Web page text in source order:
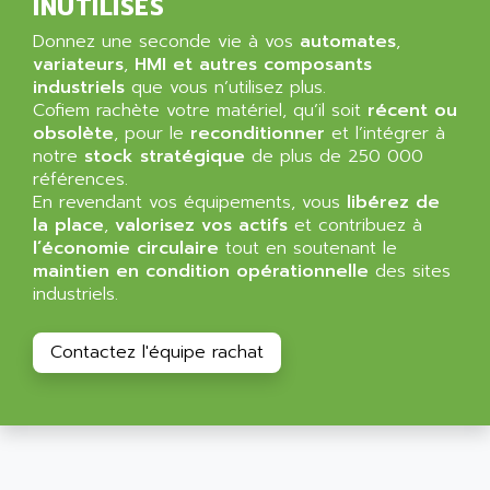
GRADIPAK
SIMATIC MP
MINI MAESTRO
NT3
CYBER 4000
RPX30
SINUMERIK 820/
LOGO
SIMATIC MULTIPANEL
CL200
DIGIVEX
PWE
SIMOVERT MASTERDRIVES
ALL TERMINALS
ALLEGRO MICROSYSTEMS
ALLEN
ALLEN BRADLEY
ALLEN CODIERGERATE GMBH
ALLEN CODING SYSTEMS
ALLEN SYSTEMS
ALLIANCE INSTRUMENTS
ALLIANCE MEMORY
ALLIED TELESYN
ALLIED VISION
Donnez une seconde vie à vos automates,
variateurs, HMI et autres composants
industriels que vous n’utilisez plus.
Cofiem rachète votre matériel, qu’il soit récent ou
obsolète, pour le reconditionner et l’intégrer à
notre stock stratégique de plus de 250 000
références.
En revendant vos équipements, vous libérez de
la place, valorisez vos actifs et contribuez à
l’économie circulaire tout en soutenant le
maintien en condition opérationnelle des sites
industriels.
Contactez l'équipe rachat